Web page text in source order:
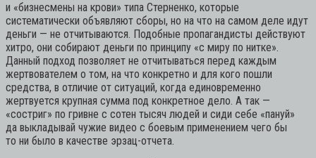
и «бизнесмены на крови» типа Стерненко, которые
систематически объявляют сборы, но на что на самом деле идут
деньги — не отчитываются. Подобные пропагандисты действуют
хитро, они собирают деньги по принципу «с миру по нитке».
Данный подход позволяет не отчитываться перед каждым
жертвователем о том, на что конкретно и для кого пошли
средства, в отличие от ситуаций, когда единовременно
жертвуется крупная сумма под конкретное дело. А так —
«состриг» по гривне с сотен тысяч людей и сиди себе «пануй»
да выкладывай чужие видео с боевым применением чего бы
то ни было в качестве эрзац-отчета.